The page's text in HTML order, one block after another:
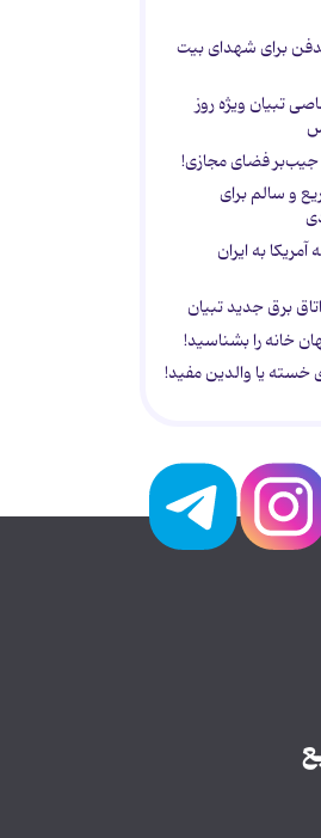
برای شهدای بیت
تبیان ویژه روز
جیب‌بر فضای مجازی!
و سالم برای
به ایران
برق جدید تبیان
خانه را بشناسید!
خسته یا والدین مفید!